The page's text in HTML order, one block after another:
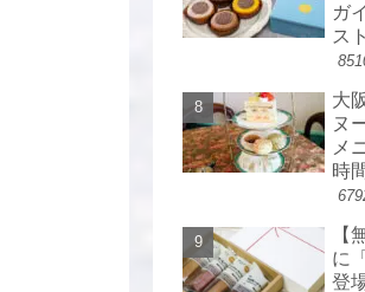
ガ
ス
は
大
ヌ
メ
時
【
に
登